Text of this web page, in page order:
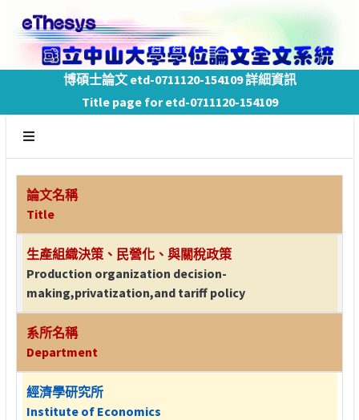
博碩士論文 etd-0711120-154109 詳細資訊
Title page for etd-0711120-154109
論文名稱
Title
生產組織決策、民營化、與關稅政策
Production organization decision-
making,privatization,and tariff policy
系所名稱
Department
經濟學研究所
Institute of Economics